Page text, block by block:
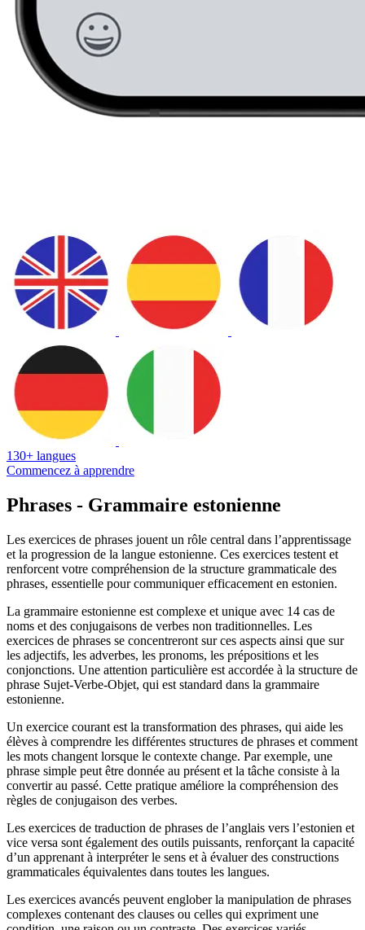
130+ langues
Commencez à apprendre
Phrases - Grammaire estonienne
Les exercices de phrases jouent un rôle central dans l’apprentissage
et la progression de la langue estonienne. Ces exercices testent et
renforcent votre compréhension de la structure grammaticale des
phrases, essentielle pour communiquer efficacement en estonien.
La grammaire estonienne est complexe et unique avec 14 cas de
noms et des conjugaisons de verbes non traditionnelles. Les
exercices de phrases se concentreront sur ces aspects ainsi que sur
les adjectifs, les adverbes, les pronoms, les prépositions et les
conjonctions. Une attention particulière est accordée à la structure de
phrase Sujet-Verbe-Objet, qui est standard dans la grammaire
estonienne.
Un exercice courant est la transformation des phrases, qui aide les
élèves à comprendre les différentes structures de phrases et comment
les mots changent lorsque le contexte change. Par exemple, une
phrase simple peut être donnée au présent et la tâche consiste à la
convertir au passé. Cette pratique améliore la compréhension des
règles de conjugaison des verbes.
Les exercices de traduction de phrases de l’anglais vers l’estonien et
vice versa sont également des outils puissants, renforçant la capacité
d’un apprenant à interpréter le sens et à évaluer des constructions
grammaticales équivalentes dans toutes les langues.
Les exercices avancés peuvent englober la manipulation de phrases
complexes contenant des clauses ou celles qui expriment une